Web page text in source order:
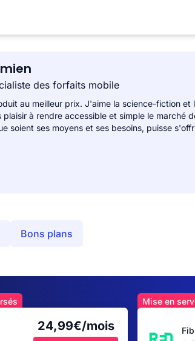
des forfaits mobile
au meilleur prix. J'aime la science-fiction et
à rendre accessible et simple le marché
soient ses moyens et ses besoins, puisse
Bons plans
24,99€/mois
Mise en